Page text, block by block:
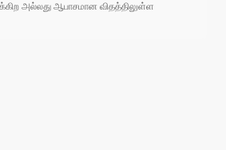
அல்லது ஆபாசமான விதத்திலுள்ள